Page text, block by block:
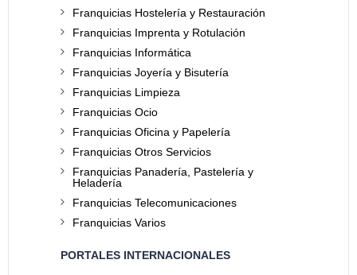
Franquicias Hostelería y Restauración
Franquicias Imprenta y Rotulación
Franquicias Informática
Franquicias Joyería y Bisutería
Franquicias Limpieza
Franquicias Ocio
Franquicias Oficina y Papelería
Franquicias Otros Servicios
Franquicias Panadería, Pastelería y
Heladería
Franquicias Telecomunicaciones
Franquicias Varios
PORTALES INTERNACIONALES